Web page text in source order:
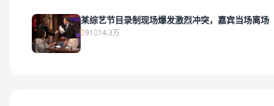
某综艺节目录制现场爆发激烈冲突，嘉宾当场离场
91 14.3万